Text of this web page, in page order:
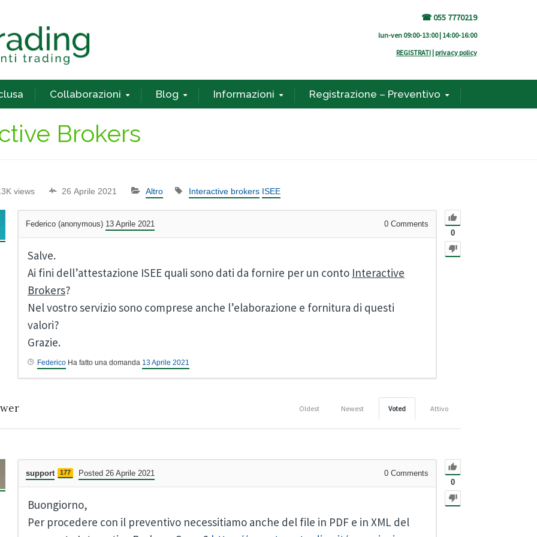
☎ 055 7770219
lun-ven 09:00-13:00 | 14:00-16:00
REGISTRATI | privacy policy
Collaborazioni Blog Informazioni Registrazione – Preventivo
Brokers
views 26 Aprile 2021 Altro Interactive brokers ISEE
0
Federico (anonymous) 13 Aprile 2021 0 Comments
Salve.
Ai fini dell’attestazione ISEE quali sono dati da fornire per un conto Interactive
Brokers?
Nel vostro servizio sono comprese anche l’elaborazione e fornitura di questi
valori?
Grazie.
Federico Ha fatto una domanda 13 Aprile 2021
Attivo
Voted
Newest
Oldest
0
support 177 Posted 26 Aprile 2021 0 Comments
Buongiorno,
Per procedere con il preventivo necessitiamo anche del file in PDF e in XML del